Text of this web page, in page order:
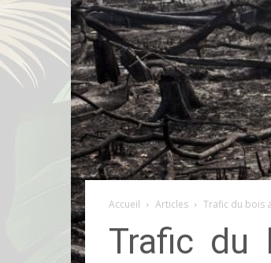
Accueil Articles Trafic du bois
Trafic du